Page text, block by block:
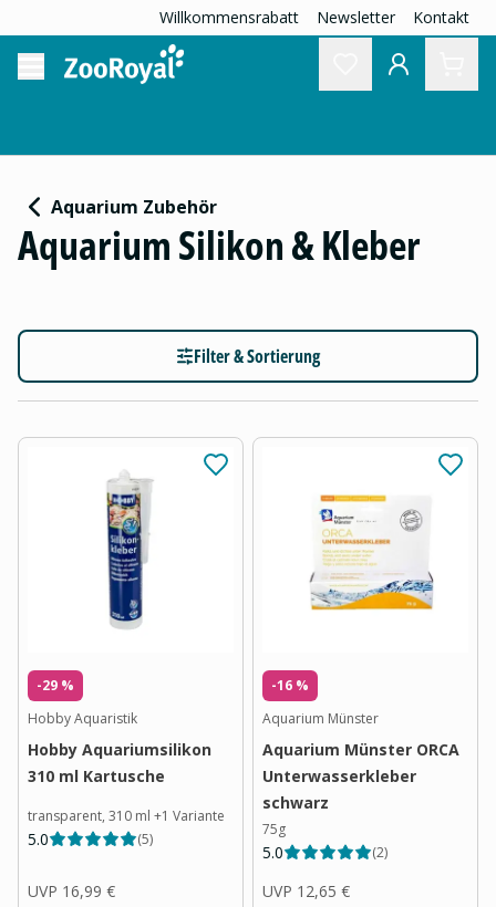
Willkommensrabatt Newsletter Kontakt
Aquarium Zubehör
Aquarium Silikon & Kleber
Filter & Sortierung
-29 %
Hobby Aquaristik
Hobby Aquariumsilikon
310 ml Kartusche
transparent, 310 ml +1 Variante
5.0 (5)
UVP 16,99 €
-16 %
Aquarium Münster
Aquarium Münster ORCA
Unterwasserkleber
schwarz
75g
5.0 (2)
UVP 12,65 €